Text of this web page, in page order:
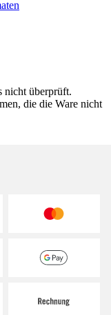
nicht überprüft.
die die Ware nicht